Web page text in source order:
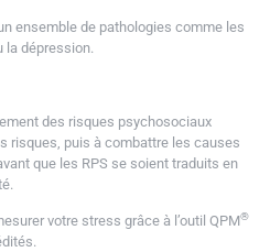
ensemble de pathologies comme les
la dépression.
des risques psychosociaux
risques, puis à combattre les causes
que les RPS se soient traduits en
votre stress grâce à l’outil QPM®